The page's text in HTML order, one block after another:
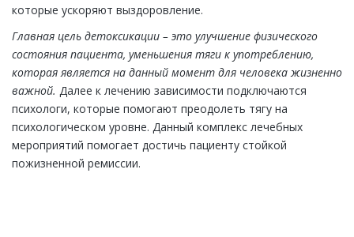
которые ускоряют выздоровление.
Главная цель детоксикации – это улучшение физического
состояния пациента, уменьшения тяги к употреблению,
которая является на данный момент для человека жизненно
важной. Далее к лечению зависимости подключаются
психологи, которые помогают преодолеть тягу на
психологическом уровне. Данный комплекс лечебных
мероприятий помогает достичь пациенту стойкой
пожизненной ремиссии.